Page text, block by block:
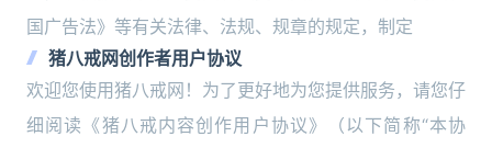
国广告法》等有关法律、法规、规章的规定，制定
猪八戒网创作者用户协议
欢迎您使用猪八戒网！为了更好地为您提供服务，请您仔
细阅读《猪八戒内容创作用户协议》（以下简称“本协